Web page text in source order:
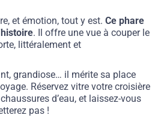
et émotion, tout y est. Ce phare
. Il offre une vue à couper le
littéralement et
grandiose… il mérite sa place
Réservez vitre votre croisière
d’eau, et laissez-vous
pas !